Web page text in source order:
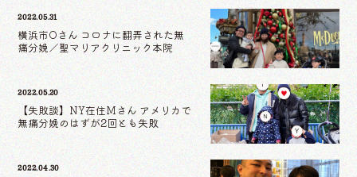
2022.05.31
横浜市Oさん コロナに翻弄された無
痛分娩／聖マリアクリニック本院
2022.05.20
【失敗談】NY在住Mさん アメリカで
無痛分娩のはずが2回とも失敗
2022.04.30